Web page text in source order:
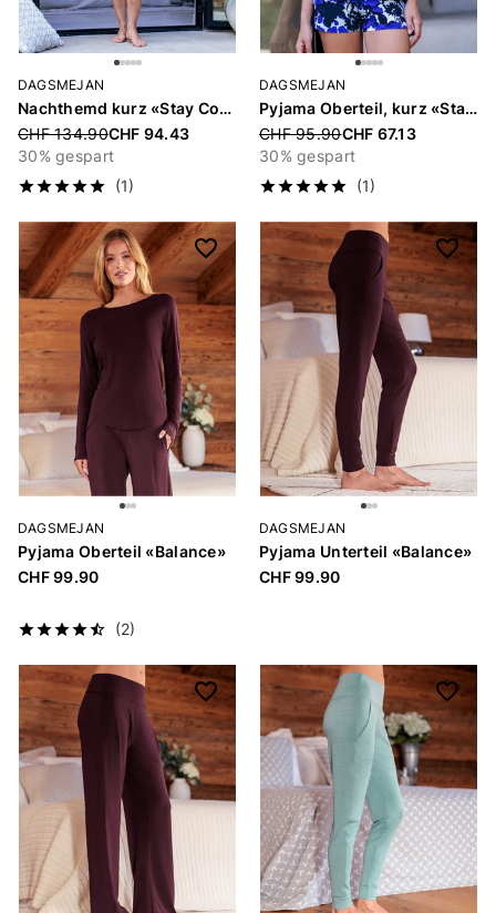
DAGSMEJAN
Nachthemd kurz «Stay Cool»
Price reduced from
CHF 134.90CHF 94.43
30% gespart
(1)
DAGSMEJAN
Pyjama Oberteil, kurz «Stay Cool»
Price reduced from
CHF 95.90CHF 67.13
30% gespart
(1)
DAGSMEJAN
Pyjama Oberteil «Balance»
CHF 99.90
(2)
DAGSMEJAN
Pyjama Unterteil «Balance»
CHF 99.90